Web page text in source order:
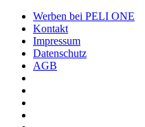
Werben bei PELI ONE
Kontakt
Impressum
Datenschutz
AGB